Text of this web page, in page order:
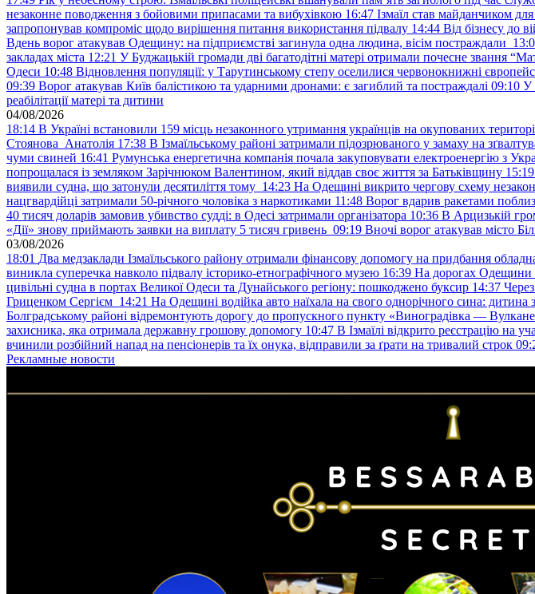
незаконне поводження з бойовими припасами та вибухівкою 16:47 Ізмаїл став майданчиком
запропонував компроміс щодо вирішення питання використання підвалу 14:44 Від бізнесу до
Вдень ворог атакував Одещину: на підприємстві загинула одна людина, вісім постраждали
закладах міста 12:21 У Буджацькій громади дві багатодітні матері отримали почесне звання
Одеси 10:48 Відновлення популяції: у Тарутинському степу оселилися червонокнижні
09:39 Ворог атакував Київ балістикою та ударними дронами: є загиблий та постраждалі 09:10 У
реабілітації матері та дитини
04/08/2026
18:14 В Україні встановили 159 місць незаконного утримання українців на окупованих
Стоянова Анатолія 17:38 В Ізмаїльському районі затримали підозрюваного у замаху на
чуми свиней 16:41 Румунська енергетична компанія почала закуповувати електроенергію з
попрощалася із земляком Зарічнюком Валентином, який віддав своє життя за Батьківщину 15:19
виявили судна, що затонули десятиліття тому 14:23 На Одещині викрито чергову схему
нацгвардійці затримали 50-річного чоловіка з наркотиками 11:48 Ворог вдарив ракетами
40 тисяч доларів замовив убивство судді: в Одесі затримали організатора 10:36 В Арцизькій
«Дії» знову приймають заявки на виплату 5 тисяч гривень 09:19 Вночі ворог атакував місто
03/08/2026
18:01 Два медзаклади Ізмаїльського району отримали фінансову допомогу на придбання
виникла суперечка навколо підвалу історико-етнографічного музею 16:39 На дорогах Одещини
цивільні судна в портах Великої Одеси та Дунайського регіону: пошкоджено буксир 14:37
Гриценком Сергієм 14:21 На Одещині водійка авто наїхала на свого однорічного сина: дитина
Болградському районі відремонтують дорогу до пропускного пункту «Виноградівка —
захисника, яка отримала державну грошову допомогу 10:47 В Ізмаїлі відкрито реєстрацію на
вчинили розбійний напад на пенсіонерів та їх онука, відправили за ґрати на тривалий строк
Рекламные новости